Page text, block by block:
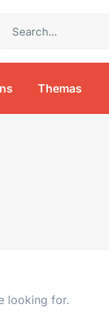
Themas
looking for.